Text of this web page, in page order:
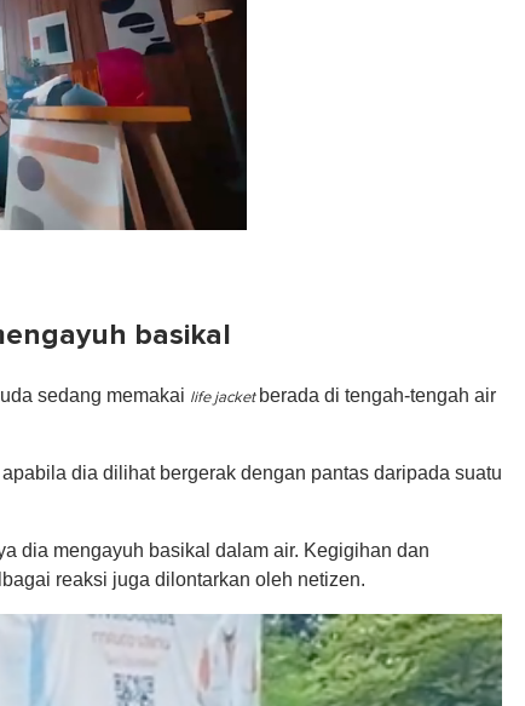
basikal
sedang memakai life jacket berada di tengah-tengah air
dia dilihat bergerak dengan pantas daripada suatu
dia mengayuh basikal dalam air. Kegigihan dan
reaksi juga dilontarkan oleh netizen.